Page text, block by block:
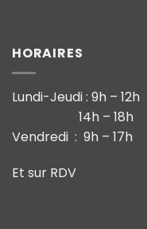
HORAIRES
Lundi-Jeudi : 9h – 12h
14h – 18h
Vendredi : 9h – 17h
Et sur RDV